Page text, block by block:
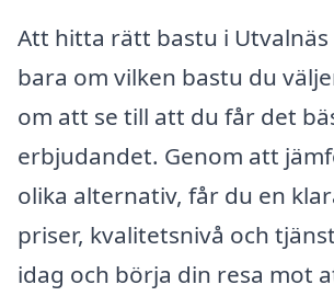
Att hitta rätt bastu i
bara om vilken bastu du
om att se till att du får det
erbjudandet. Genom att
olika alternativ, får du en
priser, kvalitetsnivå och
idag och börja din resa mot